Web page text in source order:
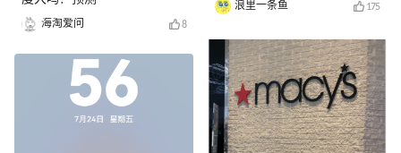
海淘爱问 8
浪里一条鱼 175